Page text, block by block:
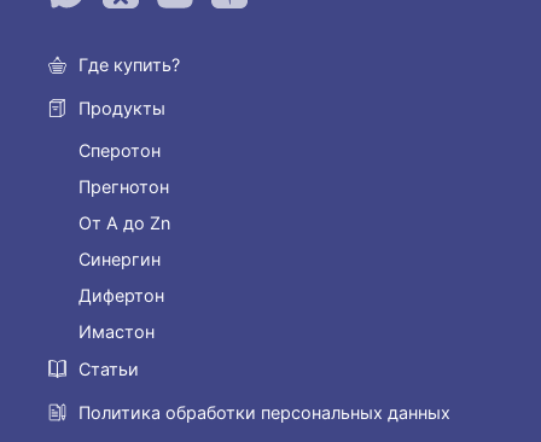
Где купить?
Продукты
Сперотон
Прегнотон
От А до Zn
Синергин
Дифертон
Имастон
Статьи
Политика обработки персональных данных